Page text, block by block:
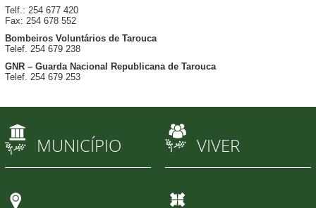
Telf.: 254 677 420
Fax: 254 678 552
Bombeiros Voluntários de Tarouca
Telef. 254 679 238
GNR – Guarda Nacional Republicana de Tarouca
Telef. 254 679 253
MUNICÍPIO VIVER